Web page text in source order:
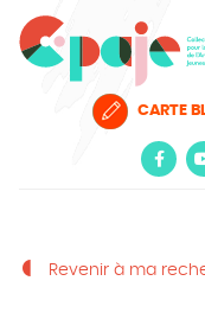
CARTE
Revenir à ma